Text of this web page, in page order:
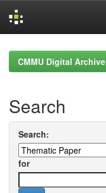
navigationCMMU Digital Archive
Search
Search:
for